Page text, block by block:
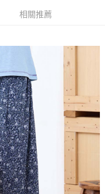
結帳。
，將跳轉至「AFTEE先享後付」
可完成結帳。
訊。
訊中的連結，可透過四大超商／
視為交易完成。
，但若您需要取消訂單，請聯絡
視為有效，需透過AFTEE先享
結帳頁面顯示為準，若有關於
問，請聯繫「AFTEE先享後付
support/home
費
費
費
費
相關推薦